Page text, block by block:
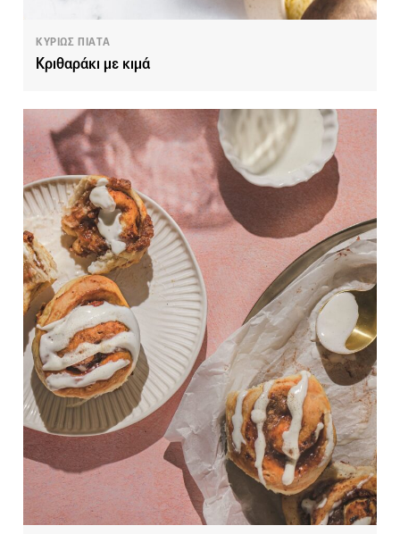
ΚΥΡΙΩΣ ΠΙΑΤΑ
Κριθαράκι με κιμά